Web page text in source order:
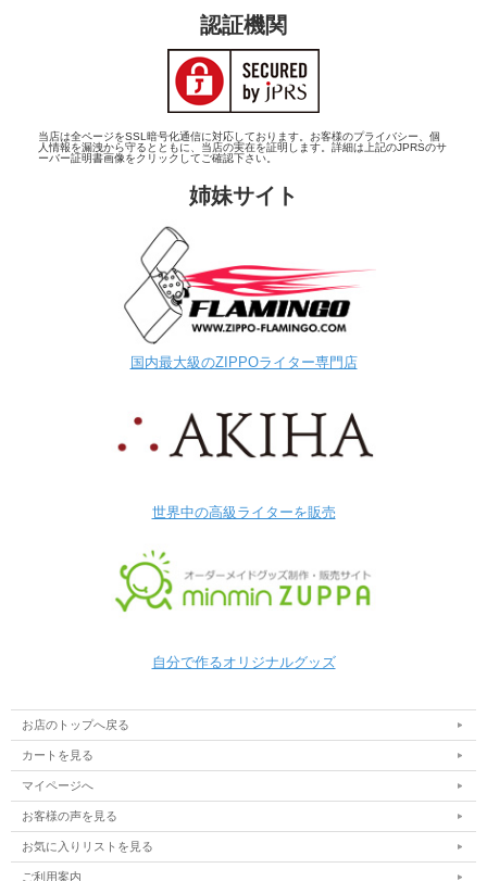
認証機関
当店は全ページをSSL暗号化通信に対応しております。お客様のプライバシー、個
人情報を漏洩から守るとともに、当店の実在を証明します。詳細は上記のJPRSのサ
ーバー証明書画像をクリックしてご確認下さい。
姉妹サイト
国内最大級のZIPPOライター専門店
世界中の高級ライターを販売
自分で作るオリジナルグッズ
お店のトップへ戻る
カートを見る
マイページへ
お客様の声を見る
お気に入りリストを見る
ご利用案内